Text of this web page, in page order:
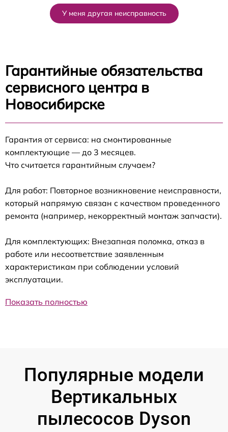
У меня другая неисправность
Гарантийные обязательства
сервисного центра в
Новосибирске
Гарантия от сервиса: на смонтированные
комплектующие — до 3 месяцев.
Что считается гарантийным случаем?
Для работ: Повторное возникновение неисправности,
который напрямую связан с качеством проведенного
ремонта (например, некорректный монтаж запчасти).
Для комплектующих: Внезапная поломка, отказ в
работе или несоответствие заявленным
характеристикам при соблюдении условий
эксплуатации.
Показать полностью
Популярные модели
Вертикальных
пылесосов Dyson